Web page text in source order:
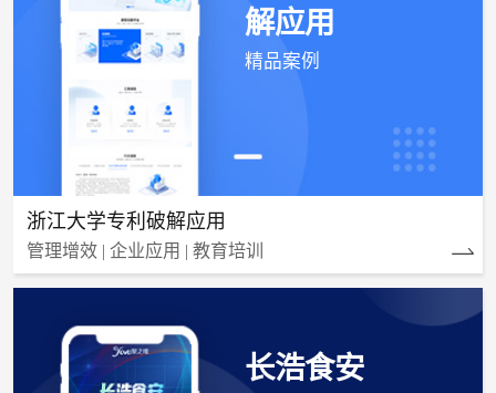
解应用
精品案例
浙江大学专利破解应用
管理增效 | 企业应用 | 教育培训
长浩食安